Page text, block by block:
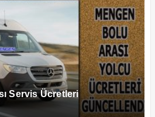
Servis Ücretleri